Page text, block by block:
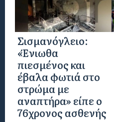
Σισμανόγλειο:
«Ένιωθα
πιεσμένος και
έβαλα φωτιά στο
στρώμα με
αναπτήρα» είπε ο
76χρονος ασθενής